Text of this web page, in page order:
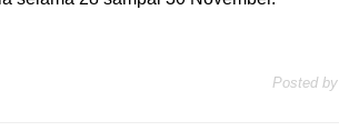
Posted by